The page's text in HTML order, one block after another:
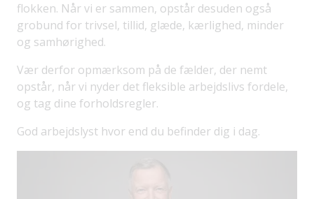
flokken. Når vi er sammen, opstår desuden også
grobund for trivsel, tillid, glæde, kærlighed, minder
og samhørighed.
Vær derfor opmærksom på de fælder, der nemt
opstår, når vi nyder det fleksible arbejdslivs fordele,
og tag dine forholdsregler.
God arbejdslyst hvor end du befinder dig i dag.